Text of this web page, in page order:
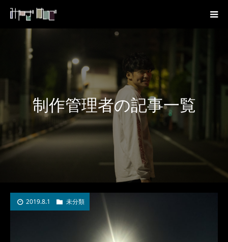
制作管理者の記事一覧
2019.8.1 未分類